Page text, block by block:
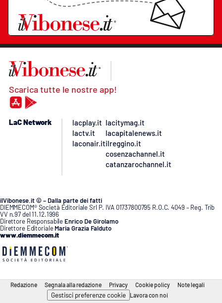
Scarica tutte le nostre app!
LaC Network
lacplay.it
lactv.it
laconair.it
lacitymag.it
lacapitalenews.it
ilreggino.it
cosenzachannel.it
catanzarochannel.it
ilVibonese.it © – Dalla parte dei fatti
DIEMMECOM® Società Editoriale Srl P. IVA 01737800795 R.O.C. 4049 – Reg. Trib
VV n.97 del 11.12.1996
Direttore Responsabile Enrico De Girolamo
Direttore Editoriale Maria Grazia Falduto
www.diemmecom.it
Redazione Segnala alla redazione Privacy Cookie policy Note legali
Gestisci preferenze cookie Lavora con noi